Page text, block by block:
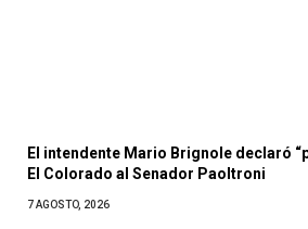
El intendente Mario Brignole declaró
El Colorado al Senador Paoltroni
7 AGOSTO, 2026